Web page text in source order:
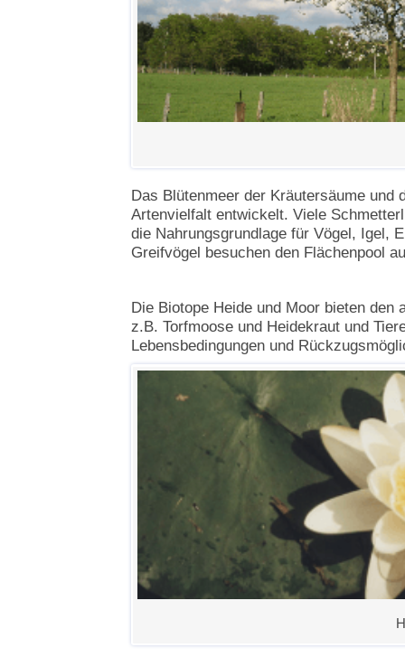
Das Blütenmeer der Kräutersäume und
Artenvielfalt entwickelt. Viele
die Nahrungsgrundlage für Vögel, Igel,
Greifvögel besuchen den Flächenpool
Die Biotope Heide und Moor bieten
z.B. Torfmoose und Heidekraut und
Lebensbedingungen und